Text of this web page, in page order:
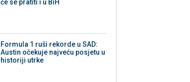
će se pratiti i u BiH
Formula 1 ruši rekorde u SAD:
Austin očekuje najveću posjetu u
historiji utrke